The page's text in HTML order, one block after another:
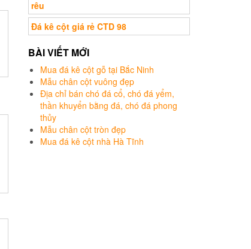
Đá kê cột giá rẻ CTD 98
BÀI VIẾT MỚI
Mua đá kê cột gỗ tại Bắc Ninh
Mẫu chân cột vuông đẹp
Địa chỉ bán chó đá cổ, chó đá yểm,
thần khuyển bằng đá, chó đá phong
thủy
Mẫu chân cột tròn đẹp
Mua đá kê cột nhà Hà Tĩnh